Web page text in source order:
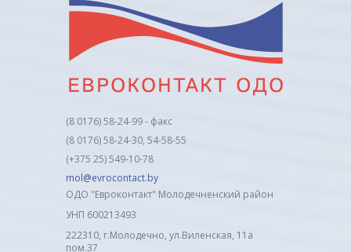
(8 0176) 58-24-99 - факс
(8 0176) 58-24-30, 54-58-55
(+375 25) 549-10-78
mol@evrocontact.by
ОДО "Евроконтакт" Молодечненский район
УНП 600213493
222310, г.Молодечно, ул.Виленская, 11а
пом.37